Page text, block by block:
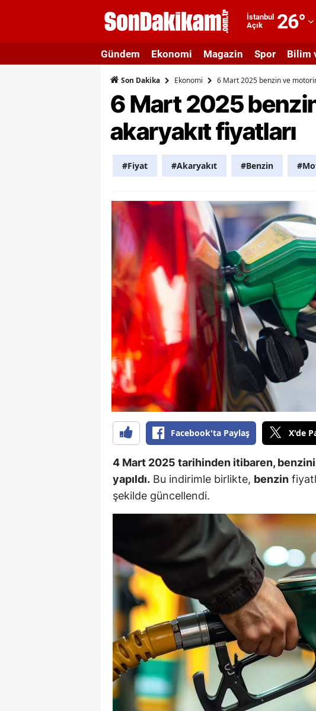
İstanbul
Açık
26°
Adıyaman
Ağrı
Amasya
Ankara
Artvin
Aydın
Balıkesir
Bilecik
Bingöl
Bitlis
Bolu
Burdur
Bursa
Çanakkale
Çankırı
Çorum
Diyarbakır
Edirne
Elazığ
Erzincan
Erzurum
Eskişehir
Gaziantep
Giresun
Gündem Ekonomi Magazin Spor Bilim
Son Dakika Ekonomi 6 Mart 2025 benzin ve
6 Mart 2025
akaryakıt fiyatları
#Fiyat #Akaryakıt #Benzin
Facebook'ta Paylaş X'de
4 Mart 2025 tarihinden itibaren,
yapıldı. Bu indirimle birlikte, benzin
şekilde güncellendi.